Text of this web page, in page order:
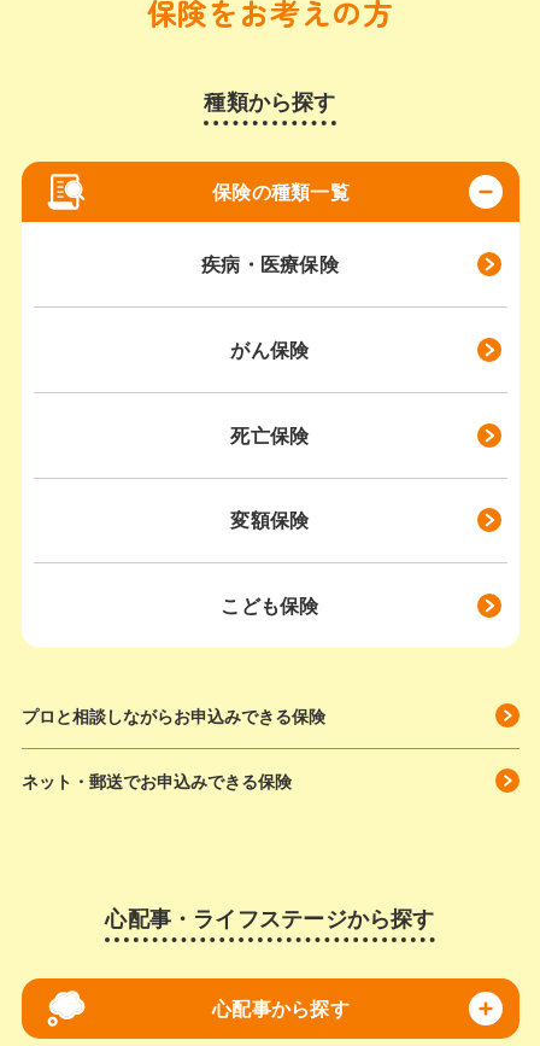
保険をお考えの方
種類から探す
保険の種類一覧
疾病・医療保険
がん保険
死亡保険
変額保険
こども保険
プロと相談しながらお申込みできる保険
ネット・郵送でお申込みできる保険
心配事・ライフステージから探す
心配事から探す